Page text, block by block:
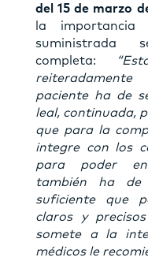
del 15 de marzo
la
suministrada
completa:
paciente ha de
leal, continuada,
que para la
integre con los
para poder
también ha de
suficiente que
claros y
somete a la
médicos le